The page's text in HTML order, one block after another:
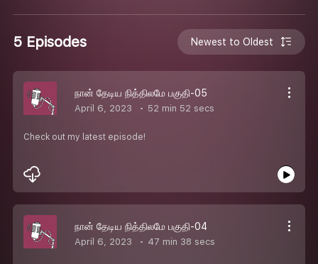
5 Episodes Newest to Oldest
நான் தேடிய நித்திலமே பகுதி-05
April 6, 2023 52 min 52 secs
Check out my latest episode!
நான் தேடிய நித்திலமே பகுதி-04
April 6, 2023 47 min 38 secs